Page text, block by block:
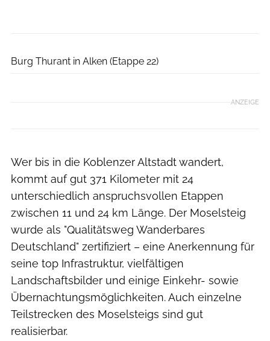
Burg Thurant in Alken (Etappe 22)
ANZEIGE
Wer bis in die Koblenzer Altstadt wandert,
kommt auf gut 371 Kilometer mit 24
unterschiedlich anspruchsvollen Etappen
zwischen 11 und 24 km Länge. Der Moselsteig
wurde als "Qualitätsweg Wanderbares
Deutschland" zertifiziert – eine Anerkennung für
seine top Infrastruktur, vielfältigen
Landschaftsbilder und einige Einkehr- sowie
Übernachtungsmöglichkeiten. Auch einzelne
Teilstrecken des Moselsteigs sind gut
realisierbar.